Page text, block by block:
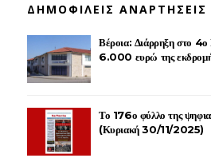
ΔΗΜΟΦΙΛΕΙΣ ΑΝΑΡΤΗΣΕΙΣ
Βέροια: Διάρρηξη στο
6.000 ευρώ της
Το 176ο φύλλο της
(Κυριακή 30/11/2025)